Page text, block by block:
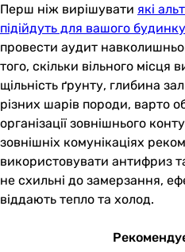
Перш ніж вирішувати які
підійдуть для вашого будинку
провести аудит
того, скільки вільного місця
щільність ґрунту, глибина
різних шарів породи, варто
організації зовнішнього
зовнішніх комунікаціях
використовувати антифриз
не схильні до замерзання,
віддають тепло та холод.